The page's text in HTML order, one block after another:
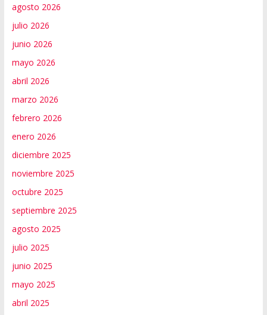
agosto 2026
julio 2026
junio 2026
mayo 2026
abril 2026
marzo 2026
febrero 2026
enero 2026
diciembre 2025
noviembre 2025
octubre 2025
septiembre 2025
agosto 2025
julio 2025
junio 2025
mayo 2025
abril 2025